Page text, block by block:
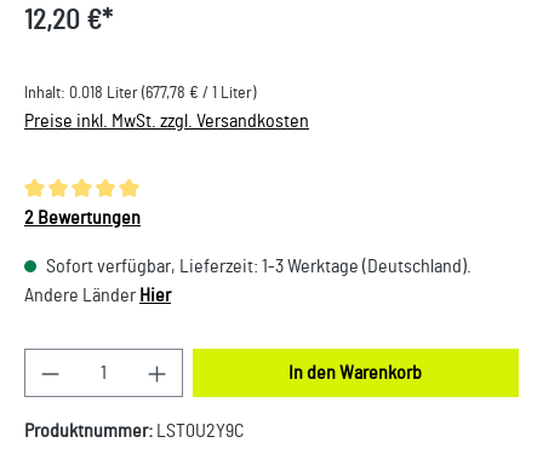
12,20 €*
Inhalt: 0.018 Liter (677,78 € / 1 Liter)
Preise inkl. MwSt. zzgl. Versandkosten
Durchschnittliche Bewertung von 5 von 5 Sternen
2 Bewertungen
Sofort verfügbar, Lieferzeit: 1-3 Werktage (Deutschland).
Andere Länder Hier
Produkt Anzahl: Gib den gewünschten Wert ein
In den Warenkorb
Produktnummer: LST0U2Y9C